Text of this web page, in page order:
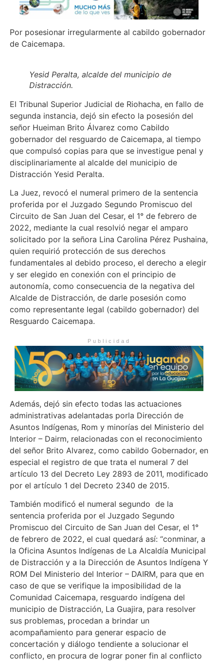
Por posesionar irregularmente al cabildo gobernador
de Caicemapa.
Yesid Peralta, alcalde del municipio de
Distracción.
El Tribunal Superior Judicial de Riohacha, en fallo de
segunda instancia, dejó sin efecto la posesión del
señor Hueiman Brito Álvarez como Cabildo
gobernador del resguardo de Caicemapa, al tiempo
que compulsó copias para que se investigue penal y
disciplinariamente al alcalde del municipio de
Distracción Yesid Peralta.
La Juez, revocó el numeral primero de la sentencia
proferida por el Juzgado Segundo Promiscuo del
Circuito de San Juan del Cesar, el 1° de febrero de
2022, mediante la cual resolvió negar el amparo
solicitado por la señora Lina Carolina Pérez Pushaina,
quien requirió protección de sus derechos
fundamentales al debido proceso, el derecho a elegir
y ser elegido en conexión con el principio de
autonomía, como consecuencia de la negativa del
Alcalde de Distracción, de darle posesión como
como representante legal (cabildo gobernador) del
Resguardo Caicemapa.
Publicidad
Además, dejó sin efecto todas las actuaciones
administrativas adelantadas porla Dirección de
Asuntos Indígenas, Rom y minorías del Ministerio del
Interior – Dairm, relacionadas con el reconocimiento
del señor Brito Alvarez, como cabildo Gobernador, en
especial el registro de que trata el numeral 7 del
artículo 13 del Decreto Ley 2893 de 2011, modificado
por el artículo 1 del Decreto 2340 de 2015.
También modificó el numeral segundo de la
sentencia proferida por el Juzgado Segundo
Promiscuo del Circuito de San Juan del Cesar, el 1°
de febrero de 2022, el cual quedará así: “conminar, a
la Oficina Asuntos Indígenas de La Alcaldía Municipal
de Distracción y a la Dirección de Asuntos Indígena Y
ROM Del Ministerio del Interior – DAIRM, para que en
caso de que se verifique la imposibilidad de la
Comunidad Caicemapa, resguardo indígena del
municipio de Distracción, La Guajira, para resolver
sus problemas, procedan a brindar un
acompañamiento para generar espacio de
concertación y diálogo tendiente a solucionar el
conflicto, en procura de lograr poner fin al conflicto